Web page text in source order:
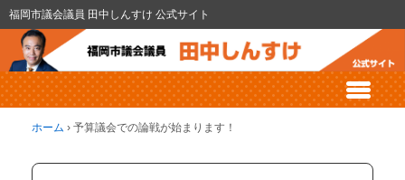
福岡市議会議員 田中しんすけ 公式サイト
ホーム › 予算議会での論戦が始まります！